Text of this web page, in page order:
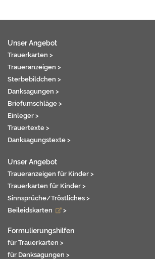
Unser Angebot
Trauerkarten >
Traueranzeigen >
Sterbebildchen >
Danksagungen >
Briefumschläge >
Einleger >
Trauertexte >
Danksagungstexte >
Unser Angebot
Traueranzeigen für Kinder >
Trauerkarten für Kinder >
Sinnsprüche/Tröstliches >
Beileidskarten
>
Formulierungshilfen
für Trauerkarten >
für Danksagungen >